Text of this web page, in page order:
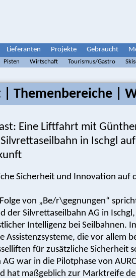
Lieferanten Projekte Gebraucht
Pisten Wirtschaft Tourismus/Gastro
| Themenbereiche |
Eine Liftfahrt mit
in Ischgl
Sicherheit und Innovation auf
von „Be/r\gegnungen“
der Silvrettaseilbahn AG in
Intelligenz bei Seilbahnen.
Assistenzsysteme, die vor allem
für zusätzliche Sicherheit
war in die Pilotphase von
hat maßgeblich zur Marktreife